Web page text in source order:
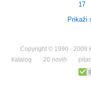
17
Prikaži
Copyright © 1990 - 2008
katalog 20 novih